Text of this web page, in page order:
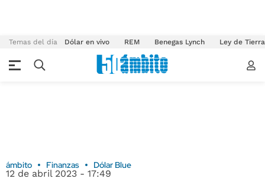
Temas del día Dólar en vivo REM Benegas Lynch Ley de
ámbito Finanzas Dólar Blue
12 de abril 2023 - 17:49